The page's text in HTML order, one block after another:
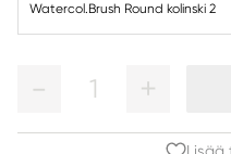
Watercol.Brush Round kolinski 2
1